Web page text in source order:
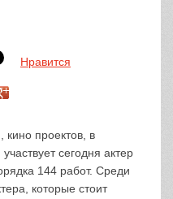
Нравится
проектов, в
сегодня актер
144 работ. Среди
которые стоит